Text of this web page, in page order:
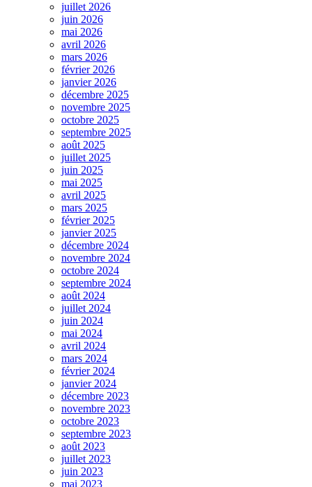
juillet 2026
juin 2026
mai 2026
avril 2026
mars 2026
février 2026
janvier 2026
décembre 2025
novembre 2025
octobre 2025
septembre 2025
août 2025
juillet 2025
juin 2025
mai 2025
avril 2025
mars 2025
février 2025
janvier 2025
décembre 2024
novembre 2024
octobre 2024
septembre 2024
août 2024
juillet 2024
juin 2024
mai 2024
avril 2024
mars 2024
février 2024
janvier 2024
décembre 2023
novembre 2023
octobre 2023
septembre 2023
août 2023
juillet 2023
juin 2023
mai 2023